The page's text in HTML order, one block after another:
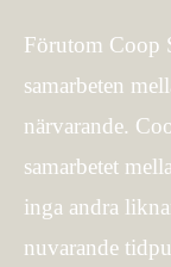
Förutom Coop
samarbeten
närvarande.
samarbetet
inga andra
nuvarande